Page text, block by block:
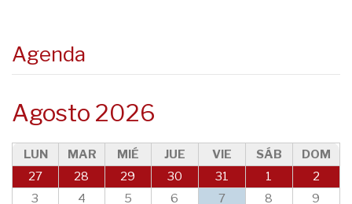
Agenda
Agosto 2026
LUN MAR MIÉ JUE VIE SÁB
DOM
27
28 29 30 31 1
2
3
4 5 6 7 8
9